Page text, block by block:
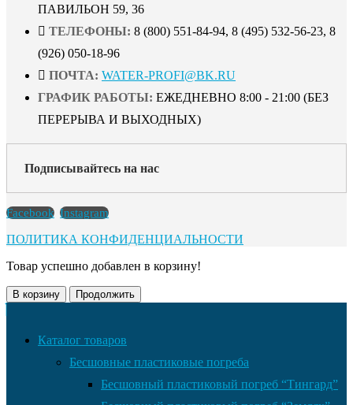
ПАВИЛЬОН 59, 36
ТЕЛЕФОНЫ: 8 (800) 551-84-94, 8 (495) 532-56-23, 8
(926) 050-18-96
ПОЧТА: WATER-PROFI@BK.RU
ГРАФИК РАБОТЫ: ЕЖЕДНЕВНО 8:00 - 21:00 (БЕЗ
ПЕРЕРЫВА И ВЫХОДНЫХ)
Подписывайтесь на нас
Facebook Instagram
ПОЛИТИКА КОНФИДЕНЦИАЛЬНОСТИ
Товар успешно добавлен в корзину!
В корзину Продолжить
Каталог товаров
Бесшовные пластиковые погреба
Бесшовный пластиковый погреб “Тингард”